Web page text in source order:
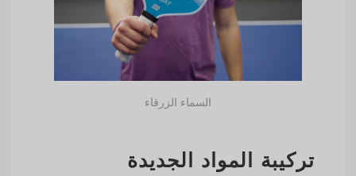
السماء الزرقاء
تركيبة المواد الجديدة